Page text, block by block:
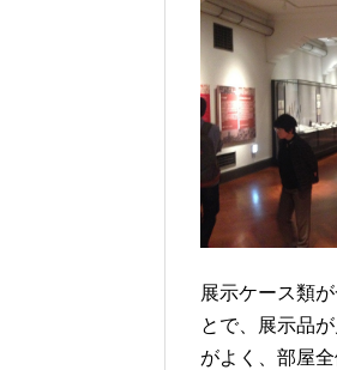
展示ケース類
とで、展示品
がよく、部屋